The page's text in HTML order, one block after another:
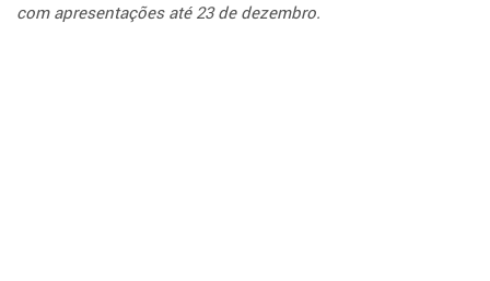
com apresentações até 23 de dezembro.